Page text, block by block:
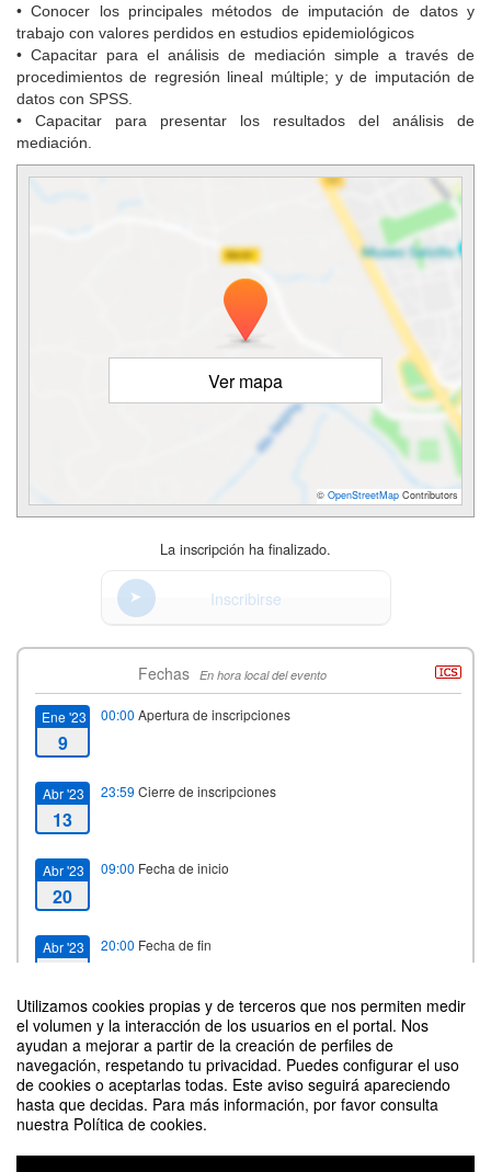
Utilizamos cookies propias y de terceros que nos permiten medir
el volumen y la interacción de los usuarios en el portal. Nos
ayudan a mejorar a partir de la creación de perfiles de
navegación, respetando tu privacidad. Puedes configurar el uso
de cookies o aceptarlas todas. Este aviso seguirá apareciendo
hasta que decidas. Para más información, por favor consulta
nuestra Política de cookies.
• Conocer los principales métodos de imputación de datos y
trabajo con valores perdidos en estudios epidemiológicos
• Capacitar para el análisis de mediación simple a través de
procedimientos de regresión lineal múltiple; y de imputación de
datos con SPSS.
• Capacitar para presentar los resultados del análisis de
mediación.
Ver mapa
© OpenStreetMap Contributors
La inscripción ha finalizado.
Inscribirse
Fechas En hora local del evento
Ene '23
9
00:00 Apertura de inscripciones
Abr '23
13
23:59 Cierre de inscripciones
Abr '23
20
09:00 Fecha de inicio
Abr '23 20:00 Fecha de fin
Contacto